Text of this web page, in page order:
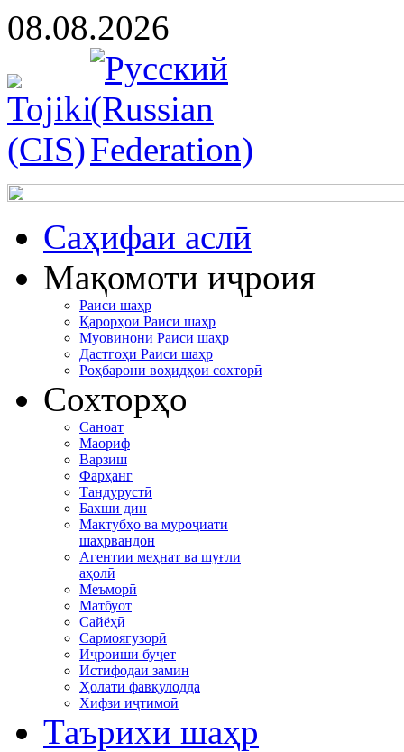
08.08.2026
Cаҳифаи аслӣ
Мақомоти иҷроия
Раиси шаҳр
Қарорҳои Раиси шаҳр
Муовинони Раиси шаҳр
Дастгоҳи Раиси шаҳр
Роҳбарони воҳидҳои сохторӣ
Сохторҳо
Саноат
Маориф
Варзиш
Фарҳанг
Тандурустӣ
Бахши дин
Мактубҳо ва муроҷиати
шаҳрвандон
Агентии меҳнат ва шуғли
аҳолӣ
Меъморӣ
Матбуот
Сайёҳӣ
Сармоягузорӣ
Иҷроиши буҷет
Истифодаи замин
Ҳолати фавқулодда
Хифзи иҷтимоӣ
Таърихи шаҳр